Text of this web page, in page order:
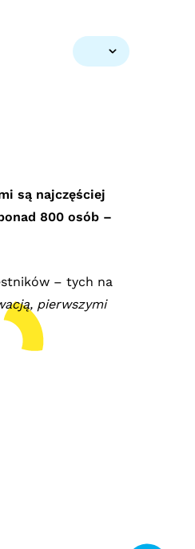
są najczęściej
800 osób –
– tych na
pierwszymi